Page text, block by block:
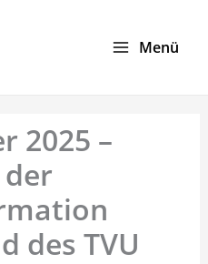
Menü
2025 –
des TVU